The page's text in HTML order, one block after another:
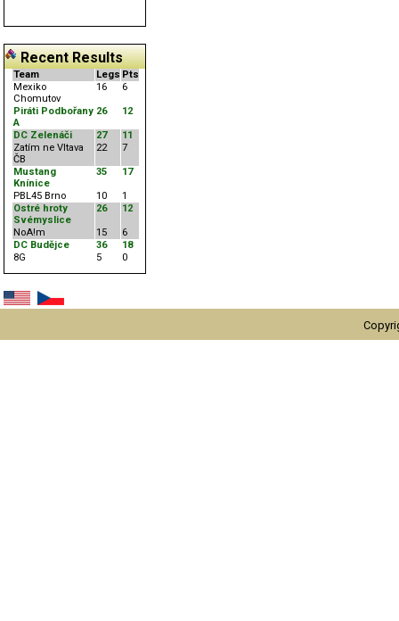
Recent Results
Team Legs Pts
Mexiko
Chomutov
16 6
Piráti Podbořany
A
26 12
DC Zelenáči 27
11
Zatím ne Vltava
ČB
22 7
Mustang
Knínice
35 17
PBL45 Brno 10
1
Ostré hroty
Svémyslice
26 12
NoA!m 15
6
DC Budějce
36
18
8G
5 0